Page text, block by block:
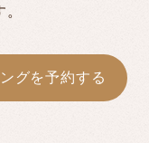
グを予約する